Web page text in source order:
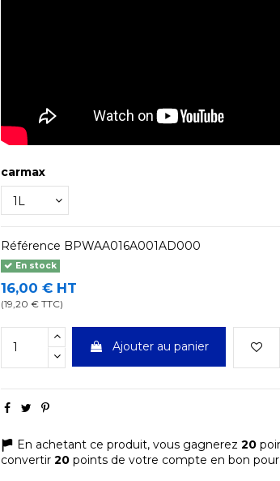
carmax
Référence BPWAA016A001AD000
En stock
16,00 € HT
(19,20 € TTC)
Ajouter au panier
En achetant ce produit, vous gagnerez 20
convertir 20 points de votre compte en bon